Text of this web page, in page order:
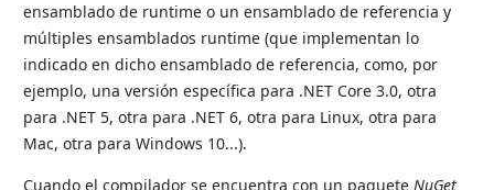
ensamblado de runtime o un ensamblado de referencia y
múltiples ensamblados runtime (que implementan lo
indicado en dicho ensamblado de referencia, como, por
ejemplo, una versión específica para .NET Core 3.0, otra
para .NET 5, otra para .NET 6, otra para Linux, otra para
Mac, otra para Windows 10...).
Cuando el compilador se encuentra con un paquete NuGet